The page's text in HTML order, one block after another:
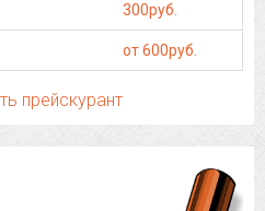
300руб.
от 600руб.
прейскурант